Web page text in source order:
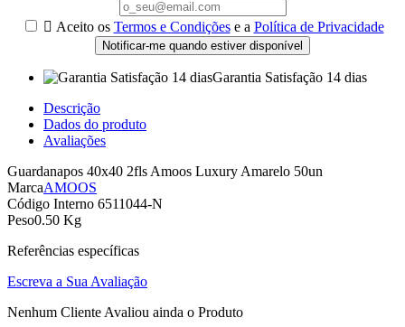
 Aceito os Termos e Condiçõese a Política de Privacidade
Notificar-me quando estiver disponível
Garantia Satisfação 14 dias
Descrição
Dados do produto
Avaliações
Guardanapos 40x40 2fls Amoos Luxury Amarelo 50un
MarcaAMOOS
Código Interno 6511044-N
Peso0.50 Kg
Referências específicas
Escreva a Sua Avaliação
Nenhum Cliente Avaliou ainda o Produto